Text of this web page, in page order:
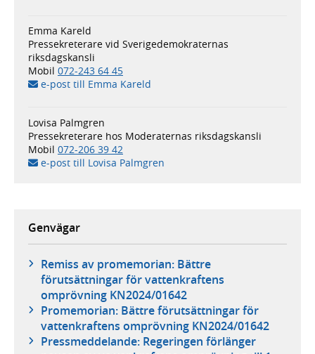
Emma Kareld
Pressekreterare vid Sverigedemokraternas
riksdagskansli
Mobil 072-243 64 45
e-post till Emma Kareld
Lovisa Palmgren
Pressekreterare hos Moderaternas riksdagskansli
Mobil 072-206 39 42
e-post till Lovisa Palmgren
Genvägar
Remiss av promemorian: Bättre
förutsättningar för vattenkraftens
omprövning KN2024/01642
Promemorian: Bättre förutsättningar för
vattenkraftens omprövning KN2024/01642
Pressmeddelande: Regeringen förlänger